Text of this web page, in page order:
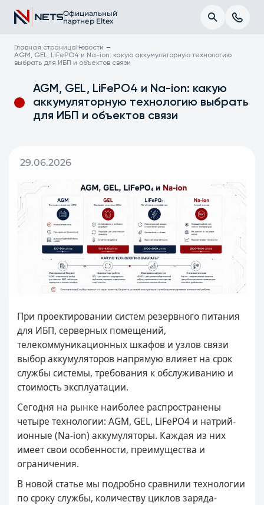
Официальный
партнер Eltex
Главная страница Новости
AGM, GEL, LiFePO4 и Na-ion: какую аккумуляторную технологию
выбрать для ИБП и объектов связи
AGM, GEL, LiFePO4 и Na-ion: какую
аккумуляторную технологию выбрать
для ИБП и объектов связи
29.06.2026
При проектировании систем резервного питания
для ИБП, серверных помещений,
телекоммуникационных шкафов и узлов связи
выбор аккумуляторов напрямую влияет на срок
службы системы, требования к обслуживанию и
стоимость эксплуатации.
Сегодня на рынке наиболее распространены
четыре технологии: AGM, GEL, LiFePO4 и натрий-
ионные (Na-ion) аккумуляторы. Каждая из них
имеет свои особенности, преимущества и
ограничения.
В новой статье мы подробно сравнили технологии
по сроку службы, количеству циклов заряда-